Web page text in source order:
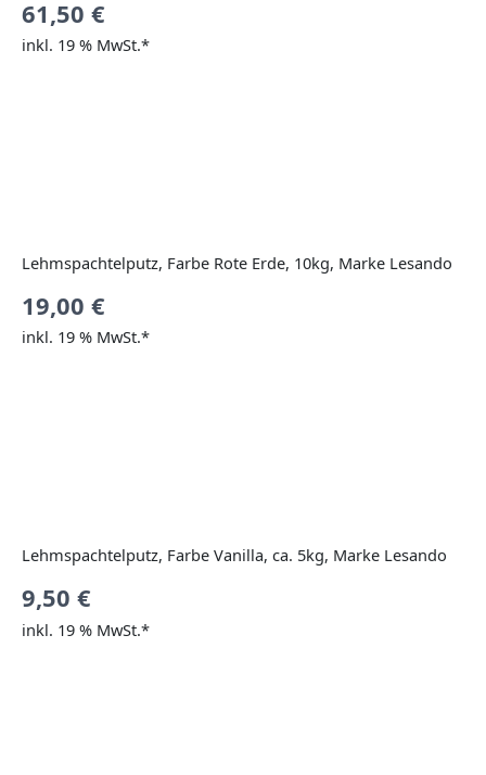
61,50 €
inkl. 19 % MwSt.*
Lehmspachtelputz, Farbe Rote Erde, 10kg, Marke Lesando
19,00 €
inkl. 19 % MwSt.*
Lehmspachtelputz, Farbe Vanilla, ca. 5kg, Marke Lesando
9,50 €
inkl. 19 % MwSt.*